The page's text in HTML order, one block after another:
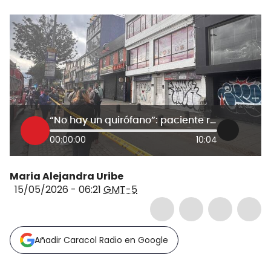
“No hay un quirófano”: paciente relata cirugía donde operaron a Yulitza Toloza en sur de Bogotá
00:00:00 10:04
Maria Alejandra Uribe
15/05/2026 - 06:21 GMT-5
Añadir Caracol Radio en Google